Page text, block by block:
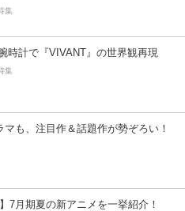
集
時計で『VIVANT』の世界観再現
集
マも、注目作＆話題作が勢ぞろい！
7月期夏の新アニメを一挙紹介！